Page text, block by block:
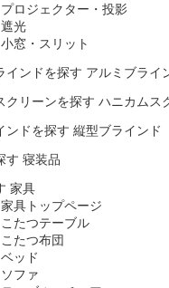
プロジェクター・投影
遮光
小窓・スリット
アルミブライ
ハニカムス
縦型ブラインド
寝装品
家具
家具トップページ
こたつテーブル
こたつ布団
ベッド
ソファ